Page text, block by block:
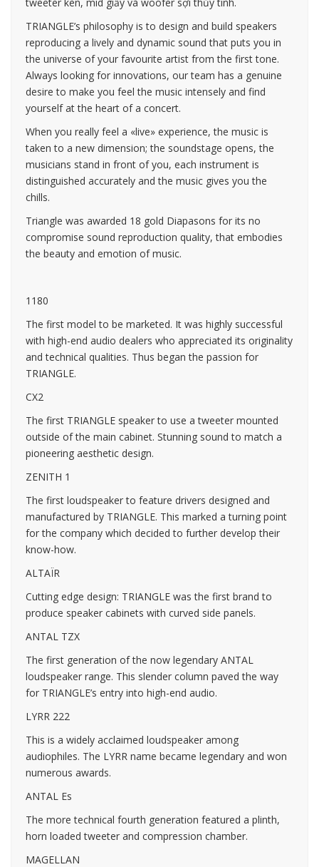
TRIANGLE’s philosophy is to design and build speakers
reproducing a lively and dynamic sound that puts you in
the universe of your favourite artist from the first tone.
Always looking for innovations, our team has a genuine
desire to make you feel the music intensely and find
yourself at the heart of a concert.
When you really feel a «live» experience, the music is
taken to a new dimension; the soundstage opens, the
musicians stand in front of you, each instrument is
distinguished accurately and the music gives you the
chills.
Triangle was awarded 18 gold Diapasons for its no
compromise sound reproduction quality, that embodies
the beauty and emotion of music.
1180
The first model to be marketed. It was highly successful
with high-end audio dealers who appreciated its originality
and technical qualities. Thus began the passion for
TRIANGLE.
CX2
The first TRIANGLE speaker to use a tweeter mounted
outside of the main cabinet. Stunning sound to match a
pioneering aesthetic design.
ZENITH 1
The first loudspeaker to feature drivers designed and
manufactured by TRIANGLE. This marked a turning point
for the company which decided to further develop their
know-how.
ALTAÏR
Cutting edge design: TRIANGLE was the first brand to
produce speaker cabinets with curved side panels.
ANTAL TZX
The first generation of the now legendary ANTAL
loudspeaker range. This slender column paved the way
for TRIANGLE’s entry into high-end audio.
LYRR 222
This is a widely acclaimed loudspeaker among
audiophiles. The LYRR name became legendary and won
numerous awards.
ANTAL Es
The more technical fourth generation featured a plinth,
horn loaded tweeter and compression chamber.
MAGELLAN